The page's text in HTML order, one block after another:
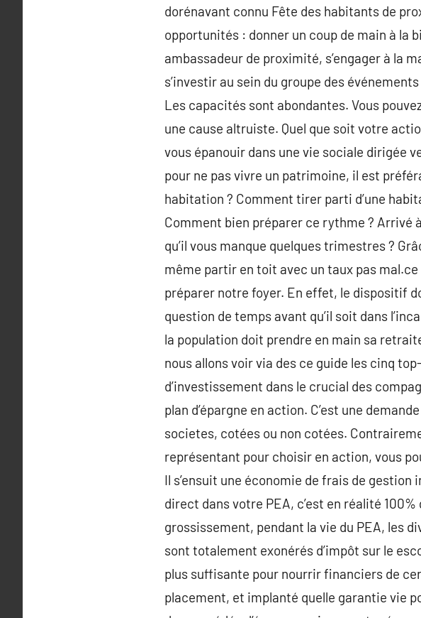
dorénavant connu Fête des habitants de
opportunités : donner un coup de main à
ambassadeur de proximité, s’engager à la
s’investir au sein du groupe des
Les capacités sont abondantes. Vous
une cause altruiste. Quel que soit votre
vous épanouir dans une vie sociale dirigée
pour ne pas vivre un patrimoine, il est
habitation ? Comment tirer parti d’une
Comment bien préparer ce rythme ? Arrivé
qu’il vous manque quelques trimestres ?
même partir en toit avec un taux pas mal.ce
préparer notre foyer. En effet, le dispositif
question de temps avant qu’il soit dans
la population doit prendre en main sa
nous allons voir via des ce guide les cinq
d’investissement dans le crucial des
plan d’épargne en action. C’est une
societes, cotées ou non cotées.
représentant pour choisir en action, vous
Il s’ensuit une économie de frais de
direct dans votre PEA, c’est en réalité
grossissement, pendant la vie du PEA, les
sont totalement exonérés d’impôt sur le
plus suffisante pour nourrir financiers de
placement, et implanté quelle garantie vie